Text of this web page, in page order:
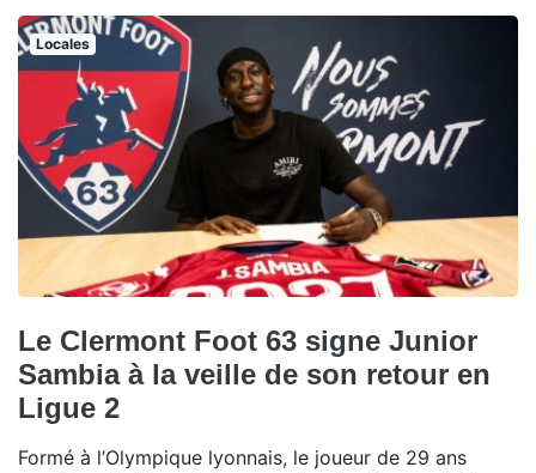
Locales
Le Clermont Foot 63 signe Junior
Sambia à la veille de son retour en
Ligue 2
Formé à l’Olympique lyonnais, le joueur de 29 ans